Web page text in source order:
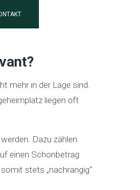
mehr in der Lage sind.
liegen oft
Dazu zählen
einen Schonbetrag
stets „nachrangig“